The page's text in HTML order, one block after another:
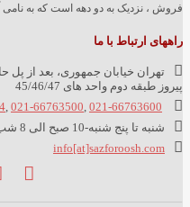
فروش ، نزدیک به دو دهه است که به
راههای ارتباط با ما
تهران خیابان جمهوری، بعد از پل
پیروز طبقه دوم واحد های 45/46/47
021-66763600
021-66763500
شنبه تا پنج شنبه-10 صبح الی 8 شب
info[at]sazforoosh.com